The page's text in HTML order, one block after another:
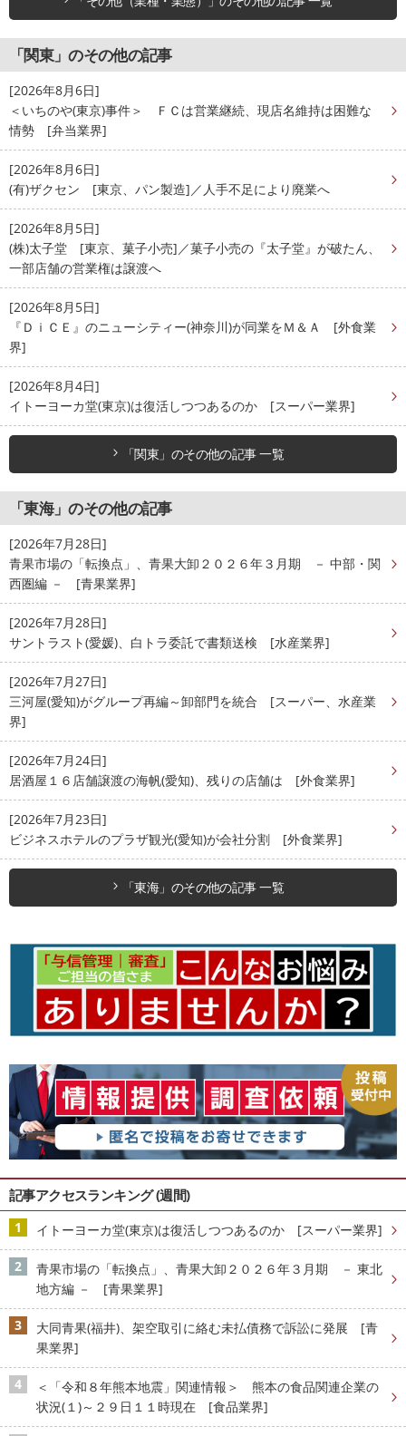
「関東」のその他の記事
[2026年8月6日]
＜いちのや(東京)事件＞ ＦＣは営業継続、現店名維持は困難な
情勢 [弁当業界]
[2026年8月6日]
(有)ザクセン [東京、パン製造]／人手不足により廃業へ
[2026年8月5日]
(株)太子堂 [東京、菓子小売]／菓子小売の『太子堂』が破たん、
一部店舗の営業権は譲渡へ
[2026年8月5日]
『ＤｉＣＥ』のニューシティー(神奈川)が同業をＭ＆Ａ [外食業
界]
[2026年8月4日]
イトーヨーカ堂(東京)は復活しつつあるのか [スーパー業界]
「関東」のその他の記事 一覧
「東海」のその他の記事
[2026年7月28日]
青果市場の「転換点」、青果大卸２０２６年３月期 － 中部・関
西圏編 － [青果業界]
[2026年7月28日]
サントラスト(愛媛)、白トラ委託で書類送検 [水産業界]
[2026年7月27日]
三河屋(愛知)がグループ再編～卸部門を統合 [スーパー、水産業
界]
[2026年7月24日]
居酒屋１６店舗譲渡の海帆(愛知)、残りの店舗は [外食業界]
[2026年7月23日]
ビジネスホテルのプラザ観光(愛知)が会社分割 [外食業界]
「東海」のその他の記事 一覧
記事アクセスランキング (週間)
イトーヨーカ堂(東京)は復活しつつあるのか [スーパー業界]
青果市場の「転換点」、青果大卸２０２６年３月期 － 東北
地方編 － [青果業界]
大同青果(福井)、架空取引に絡む未払債務で訴訟に発展 [青
果業界]
＜「令和８年熊本地震」関連情報＞ 熊本の食品関連企業の
状況(１)～２９日１１時現在 [食品業界]